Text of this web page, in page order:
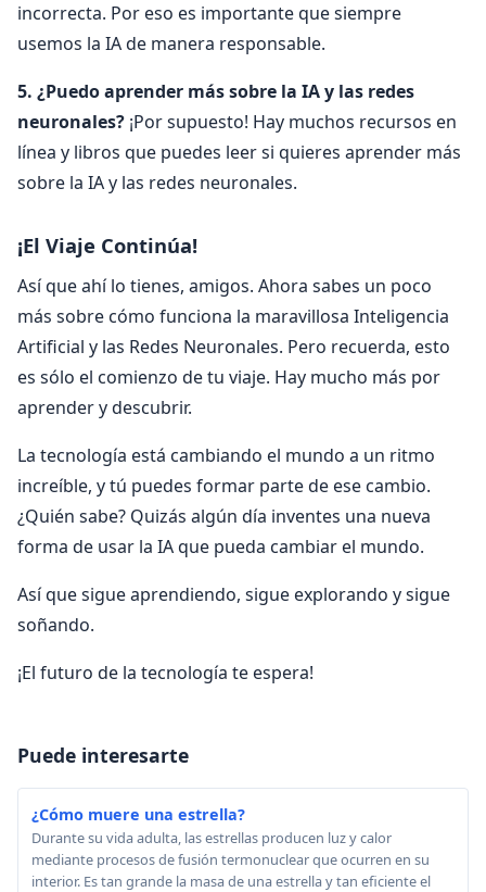
incorrecta. Por eso es importante que siempre
usemos la IA de manera responsable.
5. ¿Puedo aprender más sobre la IA y las redes
neuronales? ¡Por supuesto! Hay muchos recursos en
línea y libros que puedes leer si quieres aprender más
sobre la IA y las redes neuronales.
¡El Viaje Continúa!
Así que ahí lo tienes, amigos. Ahora sabes un poco
más sobre cómo funciona la maravillosa Inteligencia
Artificial y las Redes Neuronales. Pero recuerda, esto
es sólo el comienzo de tu viaje. Hay mucho más por
aprender y descubrir.
La tecnología está cambiando el mundo a un ritmo
increíble, y tú puedes formar parte de ese cambio.
¿Quién sabe? Quizás algún día inventes una nueva
forma de usar la IA que pueda cambiar el mundo.
Así que sigue aprendiendo, sigue explorando y sigue
soñando.
¡El futuro de la tecnología te espera!
Puede interesarte
¿Cómo muere una estrella?
Durante su vida adulta, las estrellas producen luz y calor
mediante procesos de fusión termonuclear que ocurren en su
interior. Es tan grande la masa de una estrella y tan eficiente el